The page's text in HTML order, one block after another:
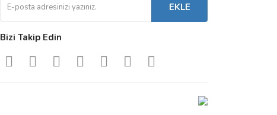
EKLE
Bizi Takip Edin